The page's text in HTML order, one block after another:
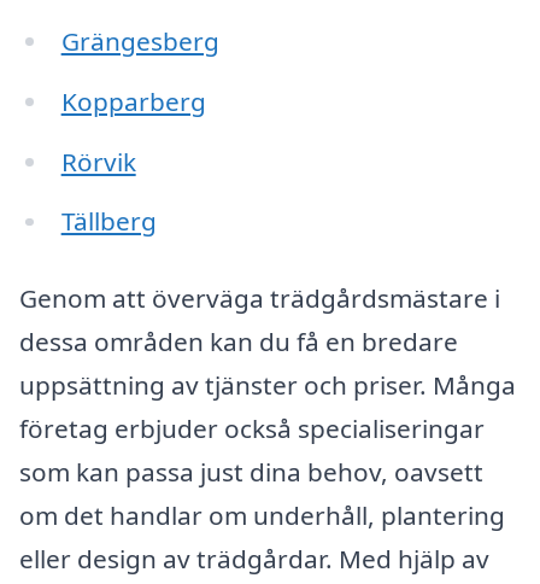
Grängesberg
Kopparberg
Rörvik
Tällberg
Genom att överväga trädgårdsmästare i
dessa områden kan du få en bredare
uppsättning av tjänster och priser. Många
företag erbjuder också specialiseringar
som kan passa just dina behov, oavsett
om det handlar om underhåll, plantering
eller design av trädgårdar. Med hjälp av